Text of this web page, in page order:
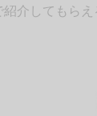
介してもらえ